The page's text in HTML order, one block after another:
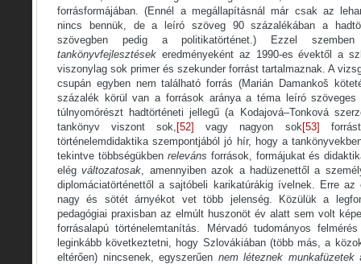
forrásformájában. (Ennél a megállapításnál már csak az
nincs bennük, de a leíró szöveg 90 százalékában a
szövegben pedig a politikatörténet.) Ezzel
tankönyvfejlesztések eredményeként az 1990-es évektől a
viszonylag sok primer és szekunder forrást tartalmaznak. A
csupán egyben nem található forrás (Marián Damankoš
százalék körül van a források aránya a téma leíró
túlnyomórészt hadtörténeti jellegű (a Kodajová–Tonková
tankönyv viszont sok, [52] vagy nagyon sok[53]
történelemdidaktika szempontjából jó hír, hogy a
tekintve többségükben releváns források, formájukat és
elégváltozatosak , amennyiben azok a hadüzenettől a
diplomáciatörténettől a sajtóbeli karikatúrákig ívelnek. Erre
nagy és sötét árnyékot vet több jelenség. Közülük a
pedagógiai praxisban az elmúlt huszonöt év alatt sem volt
forrásalapú történelemtanítás. Mérvadó tudományos
leginkább következtetni, hogy Szlovákiában (több más, a
eltérően) nincsenek, egyszerűen nem léteznek munkafüzetek